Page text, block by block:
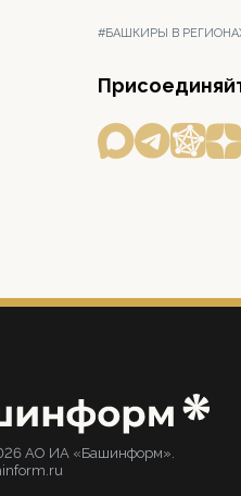
#БАШКИРЫ В
АО ИА «Башинформ».